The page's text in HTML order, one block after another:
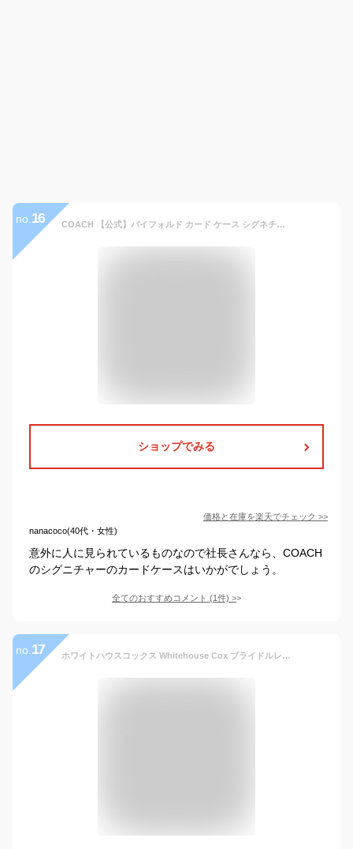
no. 16 COACH 【公式】バイフォルド カード ケース シグネチャー コーテッド キャンバス コーチ 財布・ポーチ・ケース 名刺入れ・カードケース ベージュ【送料無料】
ショップでみる
価格と在庫を楽天でチェック >>
nanacoco(40代・女性)
意外に人に見られているものなので社長さんなら、COACH
のシグニチャーのカードケースはいかがでしょう。
全てのおすすめコメント (1件) >
no. 17 ホワイトハウスコックス Whitehouse Cox ブライドルレザー 名刺入れ “BRI NAME CARD CASE”・S7412-1832201(メンズ)(レディース)小物)